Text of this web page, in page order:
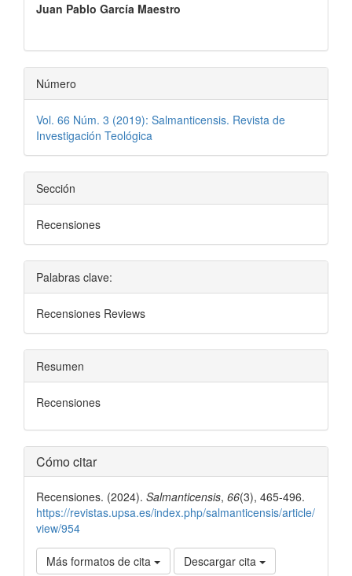
Juan Pablo García Maestro
Número
Vol. 66 Núm. 3 (2019): Salmanticensis. Revista de
Investigación Teológica
Sección
Recensiones
Palabras clave:
Recensiones Reviews
Resumen
Recensiones
Detalles
del
artículo
Cómo citar
Recensiones. (2024). Salmanticensis, 66(3), 465-496.
https://revistas.upsa.es/index.php/salmanticensis/article/
view/954
Más formatos de cita Descargar cita